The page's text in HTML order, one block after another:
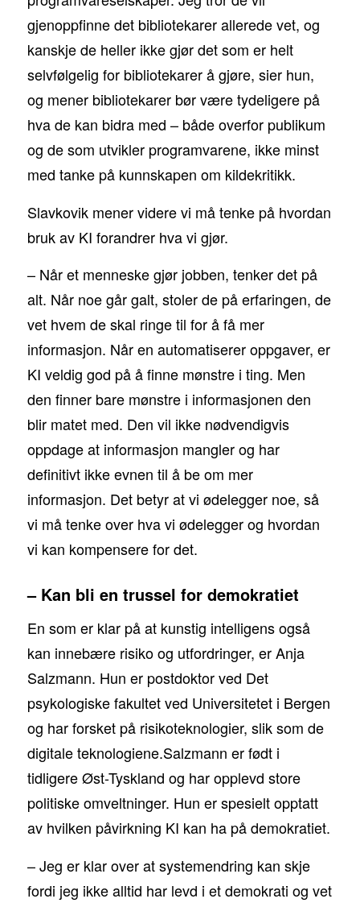
gjenoppfinne det bibliotekarer allerede vet, og
kanskje de heller ikke gjør det som er helt
selvfølgelig for bibliotekarer å gjøre, sier hun,
og mener bibliotekarer bør være tydeligere på
hva de kan bidra med – både overfor publikum
og de som utvikler programvarene, ikke minst
med tanke på kunnskapen om kildekritikk.
Slavkovik mener videre vi må tenke på hvordan
bruk av KI forandrer hva vi gjør.
– Når et menneske gjør jobben, tenker det på
alt. Når noe går galt, stoler de på erfaringen, de
vet hvem de skal ringe til for å få mer
informasjon. Når en automatiserer oppgaver, er
KI veldig god på å finne mønstre i ting. Men
den finner bare mønstre i informasjonen den
blir matet med. Den vil ikke nødvendigvis
oppdage at informasjon mangler og har
definitivt ikke evnen til å be om mer
informasjon. Det betyr at vi ødelegger noe, så
vi må tenke over hva vi ødelegger og hvordan
vi kan kompensere for det.
– Kan bli en trussel for demokratiet
En som er klar på at kunstig intelligens også
kan innebære risiko og utfordringer, er Anja
Salzmann. Hun er postdoktor ved Det
psykologiske fakultet ved Universitetet i Bergen
og har forsket på risikoteknologier, slik som de
digitale teknologiene.Salzmann er født i
tidligere Øst-Tyskland og har opplevd store
politiske omveltninger. Hun er spesielt opptatt
av hvilken påvirkning KI kan ha på demokratiet.
– Jeg er klar over at systemendring kan skje
fordi jeg ikke alltid har levd i et demokrati og vet